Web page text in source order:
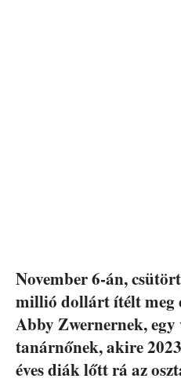
November 6-án,
millió dollárt ítélt meg
Abby Zwernernek,
tanárnőnek, akire
éves diák lőtt rá az